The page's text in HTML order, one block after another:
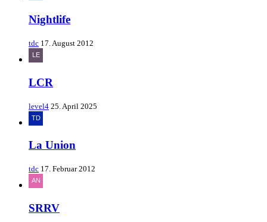
Nightlife
tdc 17. August 2012
LCR
level4 25. April 2025
La Union
tdc 17. Februar 2012
SRRV